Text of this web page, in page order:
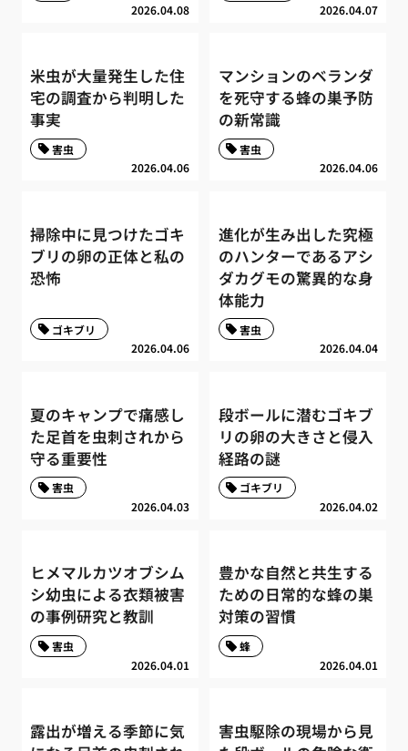
2026.04.08 2026.04.07
米虫が大量発生した住
宅の調査から判明した
事実
2026.04.06
害虫
マンションのベランダ
を死守する蜂の巣予防
の新常識
2026.04.06
害虫
掃除中に見つけたゴキ
ブリの卵の正体と私の
恐怖
2026.04.06
ゴキブリ
進化が生み出した究極
のハンターであるアシ
ダカグモの驚異的な身
体能力
2026.04.04
害虫
夏のキャンプで痛感し
た足首を虫刺されから
守る重要性
2026.04.03
害虫
段ボールに潜むゴキブ
リの卵の大きさと侵入
経路の謎
2026.04.02
ゴキブリ
ヒメマルカツオブシム
シ幼虫による衣類被害
の事例研究と教訓
2026.04.01
害虫
豊かな自然と共生する
ための日常的な蜂の巣
対策の習慣
2026.04.01
蜂
露出が増える季節に気
害虫駆除の現場から見